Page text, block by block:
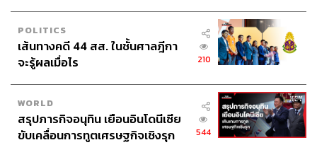
POLITICS
เส้นทางคดี 44 สส. ในชั้นศาลฎีกา
จะรู้ผลเมื่อไร
210
WORLD
สรุปภารกิจอนุทิน เยือนอินโดนีเซีย
ขับเคลื่อนการทูตเศรษฐกิจเชิงรุก
544